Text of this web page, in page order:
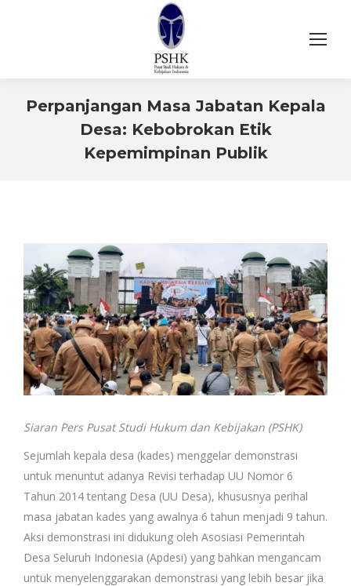
Perpanjangan Masa Jabatan Kepala
Desa: Kebobrokan Etik
Kepemimpinan Publik
Siaran Pers Pusat Studi Hukum dan Kebijakan (PSHK)
Sejumlah kepala desa (kades) menggelar demonstrasi
untuk menuntut adanya Revisi terhadap UU Nomor 6
Tahun 2014 tentang Desa (UU Desa), khususnya perihal
masa jabatan kades yang awalnya 6 tahun menjadi 9 tahun.
Aksi demonstrasi ini didukung oleh Asosiasi Pemerintah
Desa Seluruh Indonesia (Apdesi) yang bahkan mengancam
untuk menyelenggarakan demonstrasi yang lebih besar jika